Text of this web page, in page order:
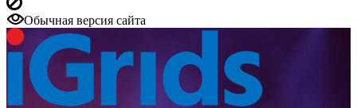
Обычная версия сайта